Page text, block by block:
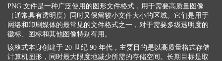
PNG 文件是一种广泛使用的图形文件格式，用于需要高质量图像
（通常具有透明度）同时又保留较小文件大小的区域。它们是用于
网络和印刷媒体的最常见的文件格式之一，对于需要多级透明度的
徽标、图标和其他图像特别有用。
该格式本身创建于 20 世纪 90 年代，主要目的是以高质量格式存储
计算机图形，同时最大限度地减少所需的存储空间。长期目标是取